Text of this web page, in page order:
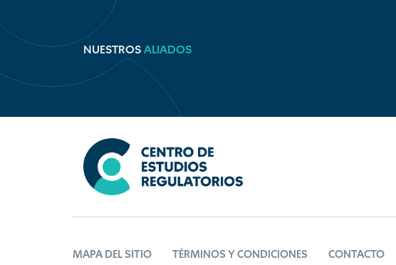
NUESTROS ALIADOS
MAPA DEL SITIO TÉRMINOS Y CONDICIONES CONTACTO